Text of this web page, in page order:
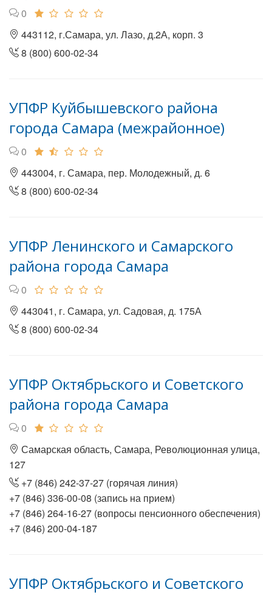
0
443112, г.Самара, ул. Лазо, д.2А, корп. 3
8 (800) 600-02-34
УПФР Куйбышевского района
города Самара (межрайонное)
0
443004, г. Самара, пер. Молодежный, д. 6
8 (800) 600-02-34
УПФР Ленинского и Самарского
района города Самара
0
443041, г. Самара, ул. Садовая, д. 175А
8 (800) 600-02-34
УПФР Октябрьского и Советского
района города Самара
0
Самарская область, Самара, Революционная улица,
127
+7 (846) 242-37-27 (горячая линия)
+7 (846) 336-00-08 (запись на прием)
+7 (846) 264-16-27 (вопросы пенсионного обеспечения)
+7 (846) 200-04-187
УПФР Октябрьского и Советского